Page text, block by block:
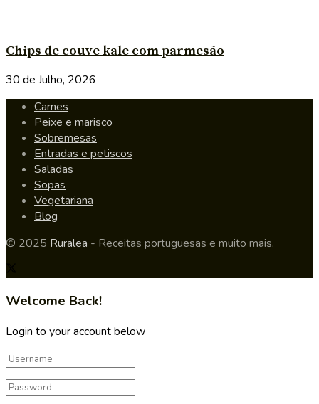
Chips de couve kale com parmesão
30 de Julho, 2026
Carnes
Peixe e marisco
Sobremesas
Entradas e petiscos
Saladas
Sopas
Vegetariana
Blog
© 2025 Ruralea - Receitas portuguesas e muito mais.
Welcome Back!
Login to your account below